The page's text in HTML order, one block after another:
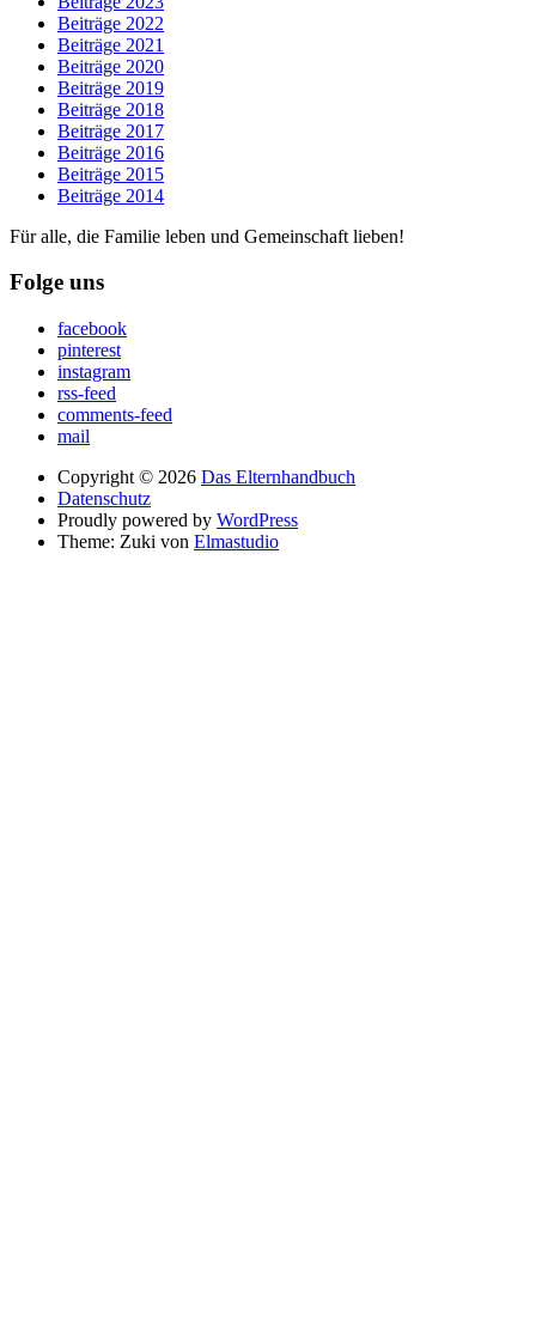
Beiträge 2022
Beiträge 2021
Beiträge 2020
Beiträge 2019
Beiträge 2018
Beiträge 2017
Beiträge 2016
Beiträge 2015
Beiträge 2014
Für alle, die Familie leben und Gemeinschaft lieben!
Folge uns
facebook
pinterest
instagram
rss-feed
comments-feed
mail
Copyright © 2026 Das Elternhandbuch
Datenschutz
Proudly powered by WordPress
Theme: Zuki von Elmastudio